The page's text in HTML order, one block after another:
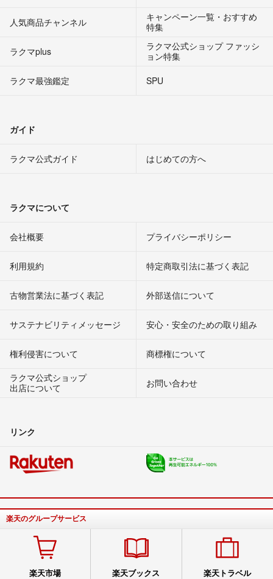
人気商品チャンネル
キャンペーン一覧・おすすめ
特集
ラクマplus
ラクマ公式ショップ ファッシ
ョン特集
ラクマ最強鑑定
SPU
ガイド
ラクマ公式ガイド はじめての方へ
ラクマについて
会社概要 プライバシーポリシー
利用規約 特定商取引法に基づく表記
古物営業法に基づく表記 外部送信について
サステナビリティメッセージ 安心・安全のための取り組み
権利侵害について
商標権について
ラクマ公式ショップ
出店について
お問い合わせ
リンク
楽天のグループサービス
楽天市場 楽天ブックス 楽天トラベル